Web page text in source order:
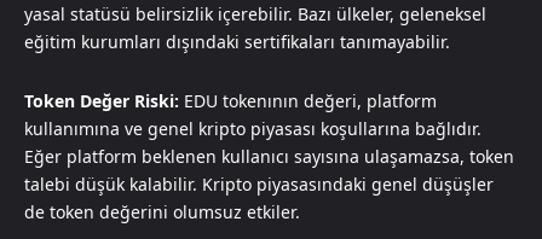
yasal statüsü belirsizlik içerebilir. Bazı ülkeler, geleneksel
eğitim kurumları dışındaki sertifikaları tanımayabilir.
Token Değer Riski: EDU tokenının değeri, platform
kullanımına ve genel kripto piyasası koşullarına bağlıdır.
Eğer platform beklenen kullanıcı sayısına ulaşamazsa, token
talebi düşük kalabilir. Kripto piyasasındaki genel düşüşler
de token değerini olumsuz etkiler.